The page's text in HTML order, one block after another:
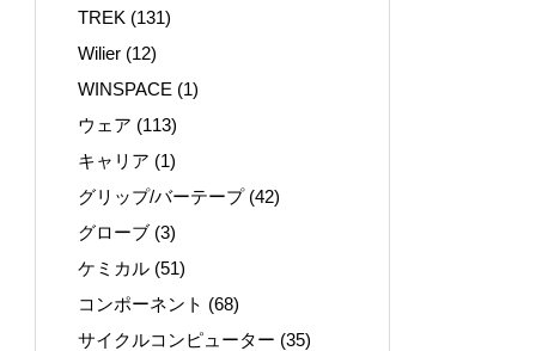
TREK (131)
Wilier (12)
WINSPACE (1)
ウェア (113)
キャリア (1)
グリップ/バーテープ(42)
グローブ (3)
ケミカル (51)
コンポーネント (68)
サイクルコンピューター (35)